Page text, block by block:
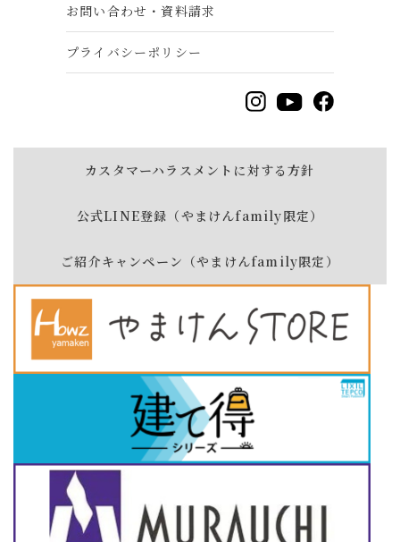
お問い合わせ・資料請求
プライバシーポリシー
カスタマーハラスメントに対する方針
公式LINE登録（やまけんfamily限定）
ご紹介キャンペーン（やまけんfamily限定）